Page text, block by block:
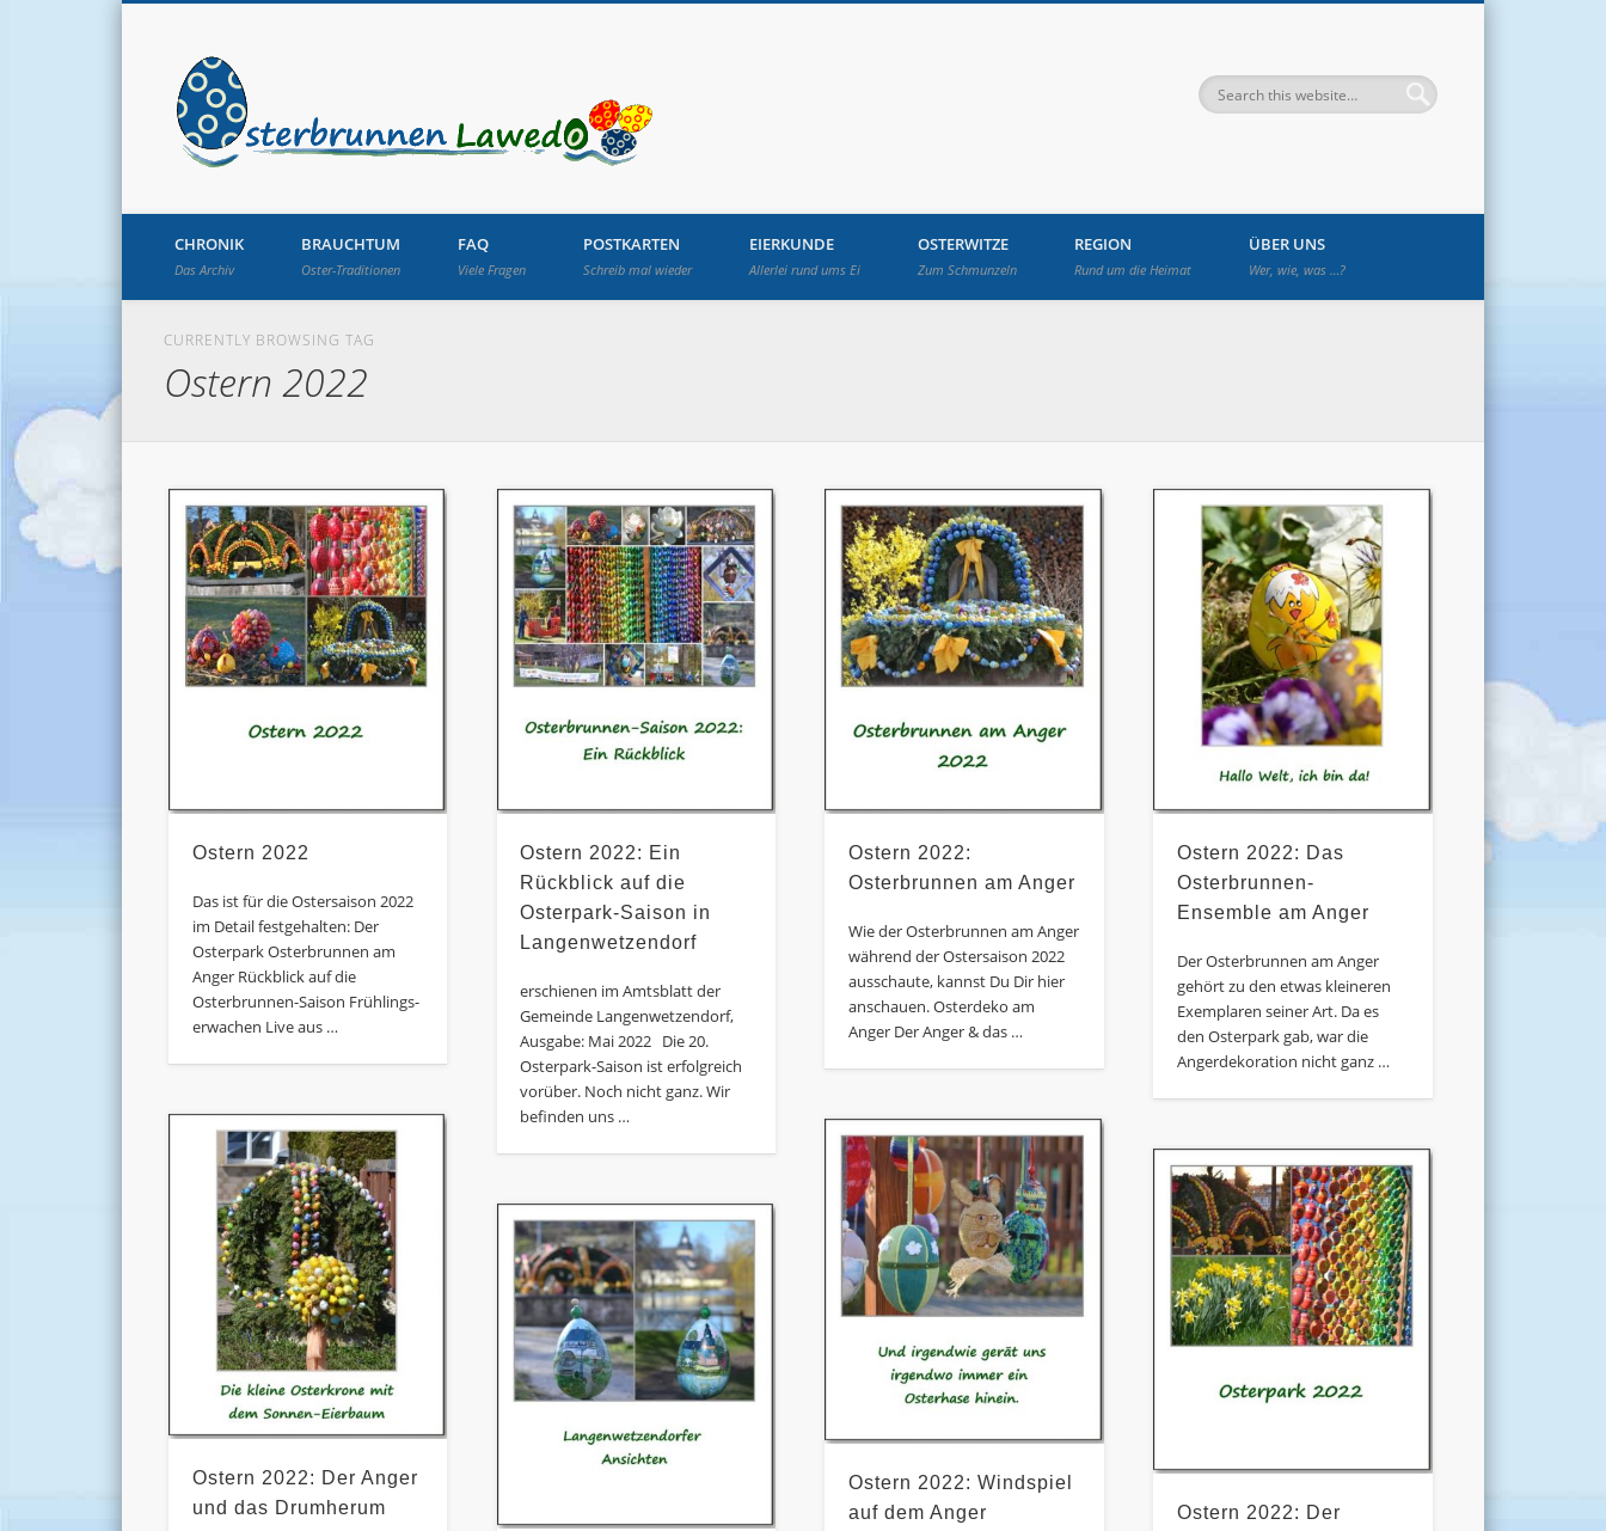
Osterbrunnen in Langenwetzendorf
CHRONIK
Das Archiv
BRAUCHTUM
Oster-Traditionen
FAQ
Viele Fragen
POSTKARTEN
Schreib mal wieder
EIERKUNDE
Allerlei rund ums Ei
OSTERWITZE
Zum Schmunzeln
REGION
Rund um die Heimat
ÜBER UNS
Wer, wie, was …?
CURRENTLY BROWSING TAG
Ostern 2022
Ostern 2022
Das ist für die Ostersaison 2022
im Detail festgehalten: Der
Osterpark Osterbrunnen am
Anger Rückblick auf die
Osterbrunnen-Saison Frühlings-
erwachen Live aus …
Ostern 2022: Ein
Rückblick auf die
Osterpark-Saison in
Langenwetzendorf
erschienen im Amtsblatt der
Gemeinde Langenwetzendorf,
Ausgabe: Mai 2022 Die 20.
Osterpark-Saison ist erfolgreich
vorüber. Noch nicht ganz. Wir
befinden uns …
Ostern 2022:
Osterbrunnen am Anger
Wie der Osterbrunnen am Anger
während der Ostersaison 2022
ausschaute, kannst Du Dir hier
anschauen. Osterdeko am
Anger Der Anger & das …
Ostern 2022: Das
Osterbrunnen-
Ensemble am Anger
Der Osterbrunnen am Anger
gehört zu den etwas kleineren
Exemplaren seiner Art. Da es
den Osterpark gab, war die
Angerdekoration nicht ganz …
Ostern 2022: Der Anger
und das Drumherum
Ostern 2022: Windspiel
auf dem Anger
Ostern 2022: Der